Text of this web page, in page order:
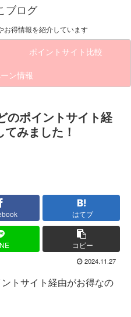
ブログ
お得情報を紹介しています
ポイントサイト比較
ン情報
のポイントサイト経
みました！
はてブ
コピー
2024.11.27
トサイト経由がお得なの